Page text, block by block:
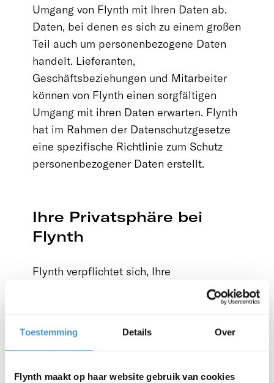
Toestemming Details Over
Flynth maakt op haar website gebruik van cookies
Umgang von Flynth mit Ihren Daten ab.
Daten, bei denen es sich zu einem großen
Teil auch um personenbezogene Daten
handelt. Lieferanten,
Geschäftsbeziehungen und Mitarbeiter
können von Flynth einen sorgfältigen
Umgang mit ihren Daten erwarten. Flynth
hat im Rahmen der Datenschutzgesetze
eine spezifische Richtlinie zum Schutz
personenbezogener Daten erstellt.
Ihre Privatsphäre bei
Flynth
Flynth verpflichtet sich, Ihre
vertraulich zu behandeln und mit größter
einschlägigen Gesetze und Vorschriften
und sonstigen Verträge ein, die es mit